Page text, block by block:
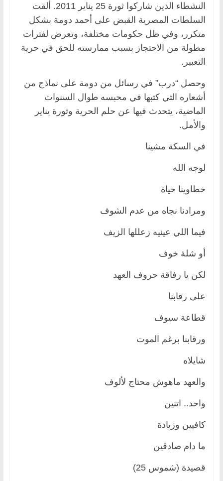
النشطاء الذين شاركوا ثورة 25 يناير 2011. ألقت
السلطات المصرية القبض على أحمد دومة بشكل
متكرر، وفي ظل حكومات مختلفة، وتعرض لفترات
مطولة من الاحتجاز بسبب ممارسته للحق في حرية
التعبير.
وحصل “درب” في رسائل من دومة على نماذج من
أشعاره التي كتبها في محبسه طوال السنوات
الماضية، يتحدث فيها عن حلم الحرية وثورة يناير
والأمل.
في السكة مشينا
لوجه الله
خطاوينا حياة
ومرادنا نجاه من عدم الشوف
فيما اللي عينيه زعللها الزيف
أو شلة خوف
لكن يا رفاقة حروف العهد
على رقابنا
قطاعة سيوف
ورقابنا برغم الموت
شايلاه
والعهد ماهوش محتاج لألوف
واحد.. اتنين
كافيين وزيادة
ما دام صادقين
قصيدة (شموس 25)